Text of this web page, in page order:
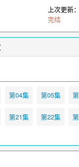
（Attuma
www.iikk.org
上次更新：
完结
第04集 第05集
第21集 第22集